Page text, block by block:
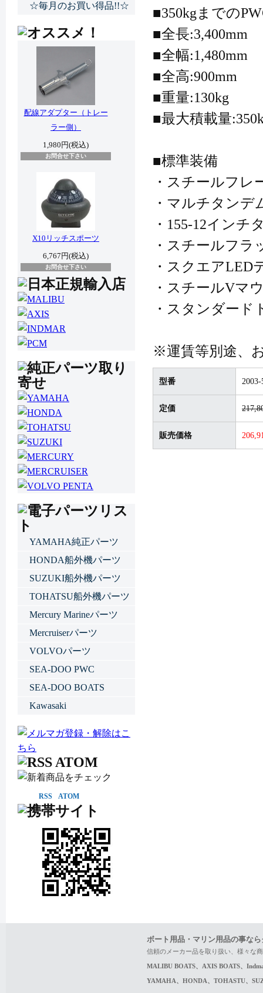
■350kgまでの
■全長:3,400mm
■全幅:1,480mm
■全高:900mm
■重量:130kg
■最大積載量
■標準装備
・スチールフレ
・マルチタンデ
・155-12インチ
・スチールフラ
・スクエアLED
・スチールVマ
・スタンダード
※運賃等別途、
型番 2003-
定価
販売価格
☆毎月のお買い得品!!☆
配線アダプター（トレー
ラー側）
1,980円(税込)
お問合せ下さい
X10リッチスポーツ
6,767円(税込)
お問合せ下さい
YAMAHA純正パーツ
HONDA船外機パーツ
SUZUKI船外機パーツ
TOHATSU船外機パーツ
Mercury Marineパーツ
Mercruiserパーツ
VOLVOパーツ
SEA-DOO PWC
SEA-DOO BOATS
Kawasaki
RSS ATOM
ボート用品・マリン用品の事な
信頼のメーカー品を取り扱い、様々な
MALIBU BOATS、AXIS BOATS、
YAMAHA、HONDA、TOHASTU、